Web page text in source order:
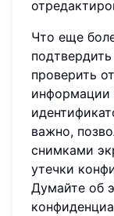
Что еще
проверить
информации
важно,
снимками
утечки
Думайте об